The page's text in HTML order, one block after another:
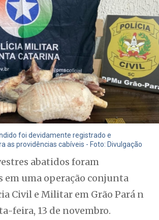
foi devidamente registrado e
as providências cabíveis - Foto: Divulgação
abatidos foram
em uma operação conjunta
Civil e Militar em Grão Pará n
feira, 13 de novembro.